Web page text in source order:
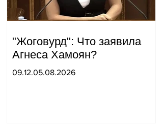
"Жоговурд": Что заявила
Агнеса Хамоян?
09.12.05.08.2026